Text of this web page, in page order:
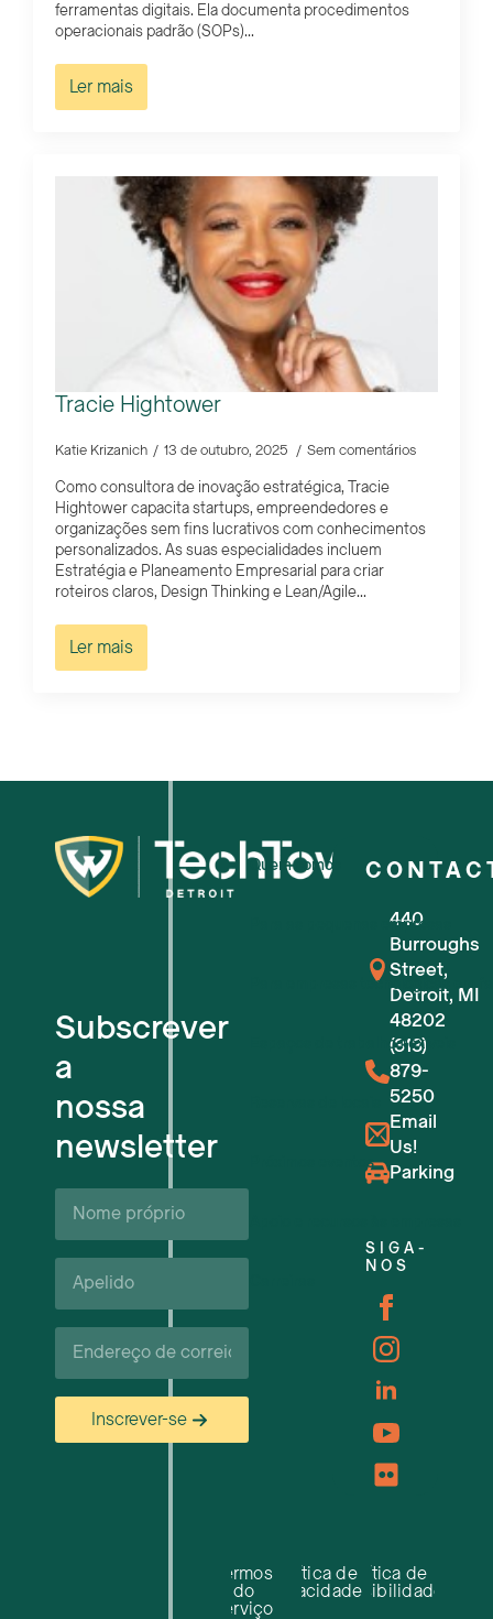
ferramentas digitais. Ela documenta procedimentos
operacionais padrão (SOPs)...
Ler mais
Tracie Hightower
Katie Krizanich 13 de outubro, 2025 Sem comentários
Como consultora de inovação estratégica, Tracie
Hightower capacita startups, empreendedores e
organizações sem fins lucrativos com conhecimentos
personalizados. As suas especialidades incluem
Estratégia e Planeamento Empresarial para criar
roteiros claros, Design Thinking e Lean/Agile...
Ler mais
Subscrever
a
nossa
newsletter
Nome
próprio*
Apelido*
Correio
eletrónico*
Inscrever-se
Quem somos
Para as pequenas empresas
Para empresas tecnológicas em
Espaços de trabalho flexíveis
Próximos eventos
440
Burroughs
Street,
Detroit, MI
48202
(313)
879-
5250
Email
Us!
Parking
SIGA-
NOS
Termos
do
serviço
Política de
privacidade
Política de
acessibilidade